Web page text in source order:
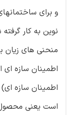
و برای
منحنی های زیان
اطمینان سازه
اطمینان سازه
است یعنی